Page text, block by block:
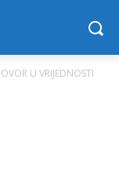
U VRIJEDNOSTI